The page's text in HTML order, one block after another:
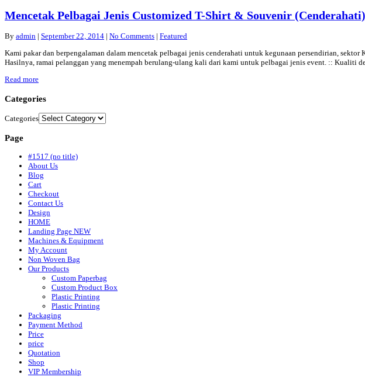
Mencetak Pelbagai Jenis Customized T-Shirt & Souvenir (Cenderahati)
By admin | September 22, 2014 | No Comments | Featured
Kami pakar dan berpengalaman dalam mencetak pelbagai jenis cenderahati untuk kegunaan persendirian,
Hasilnya, ramai pelanggan yang menempah berulang-ulang kali dari kami untuk pelbagai jenis event. :: Kualiti
Read more
Categories
Categories
Page
#1517 (no title)
About Us
Blog
Cart
Checkout
Contact Us
Design
HOME
Landing Page NEW
Machines & Equipment
My Account
Non Woven Bag
Our Products
Custom Paperbag
Custom Product Box
Plastic Printing
Plastic Printing
Packaging
Payment Method
Price
price
Quotation
Shop
VIP Membership